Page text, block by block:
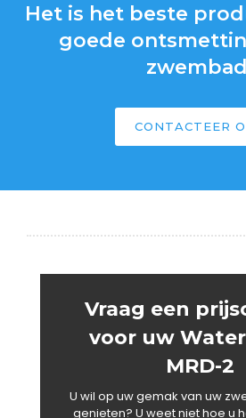
Het is het beste
goede
CONTACTEER
Vraag een
voor uw
MRD-2
U wil op uw gemak van uw
genieten? U weet niet hoe u